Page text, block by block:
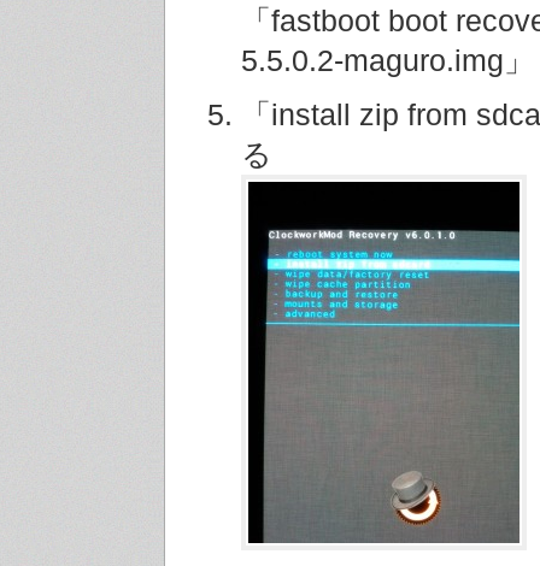
「fastboot boot
5.5.0.2-maguro.img」
「install zip from
る